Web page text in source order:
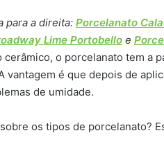
para a direita: Porcelanato
Lime Portobello e
o porcelanato tem a
vantagem é que depois de
de umidade.
os tipos de porcelanato?